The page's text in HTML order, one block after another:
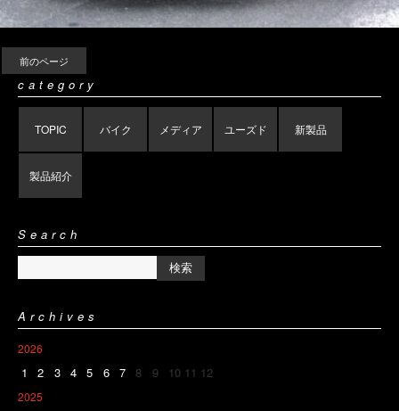
前のページ
category
TOPIC バイク メディア ユーズド 新製品
製品紹介
Search
Archives
2026
1 2 3 4 5 6 7 8 9 10 11 12
2025